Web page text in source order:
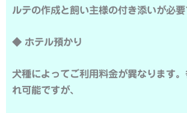
ルテの作成と飼い主様の付き添いが必要
◆ ホテル預かり
犬種によってご利用料金が異なります。
れ可能ですが、